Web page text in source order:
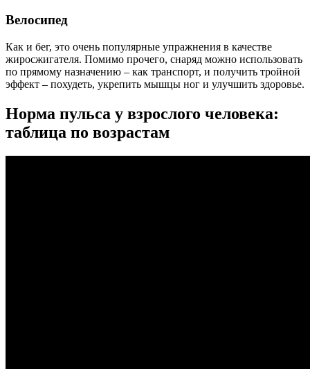
Велосипед
Как и бег, это очень популярные упражнения в качестве
жиросжигателя. Помимо прочего, снаряд можно использовать
по прямому назначению – как транспорт, и получить тройной
эффект – похудеть, укрепить мышцы ног и улучшить здоровье.
Норма пульса у взрослого человека:
таблица по возрастам